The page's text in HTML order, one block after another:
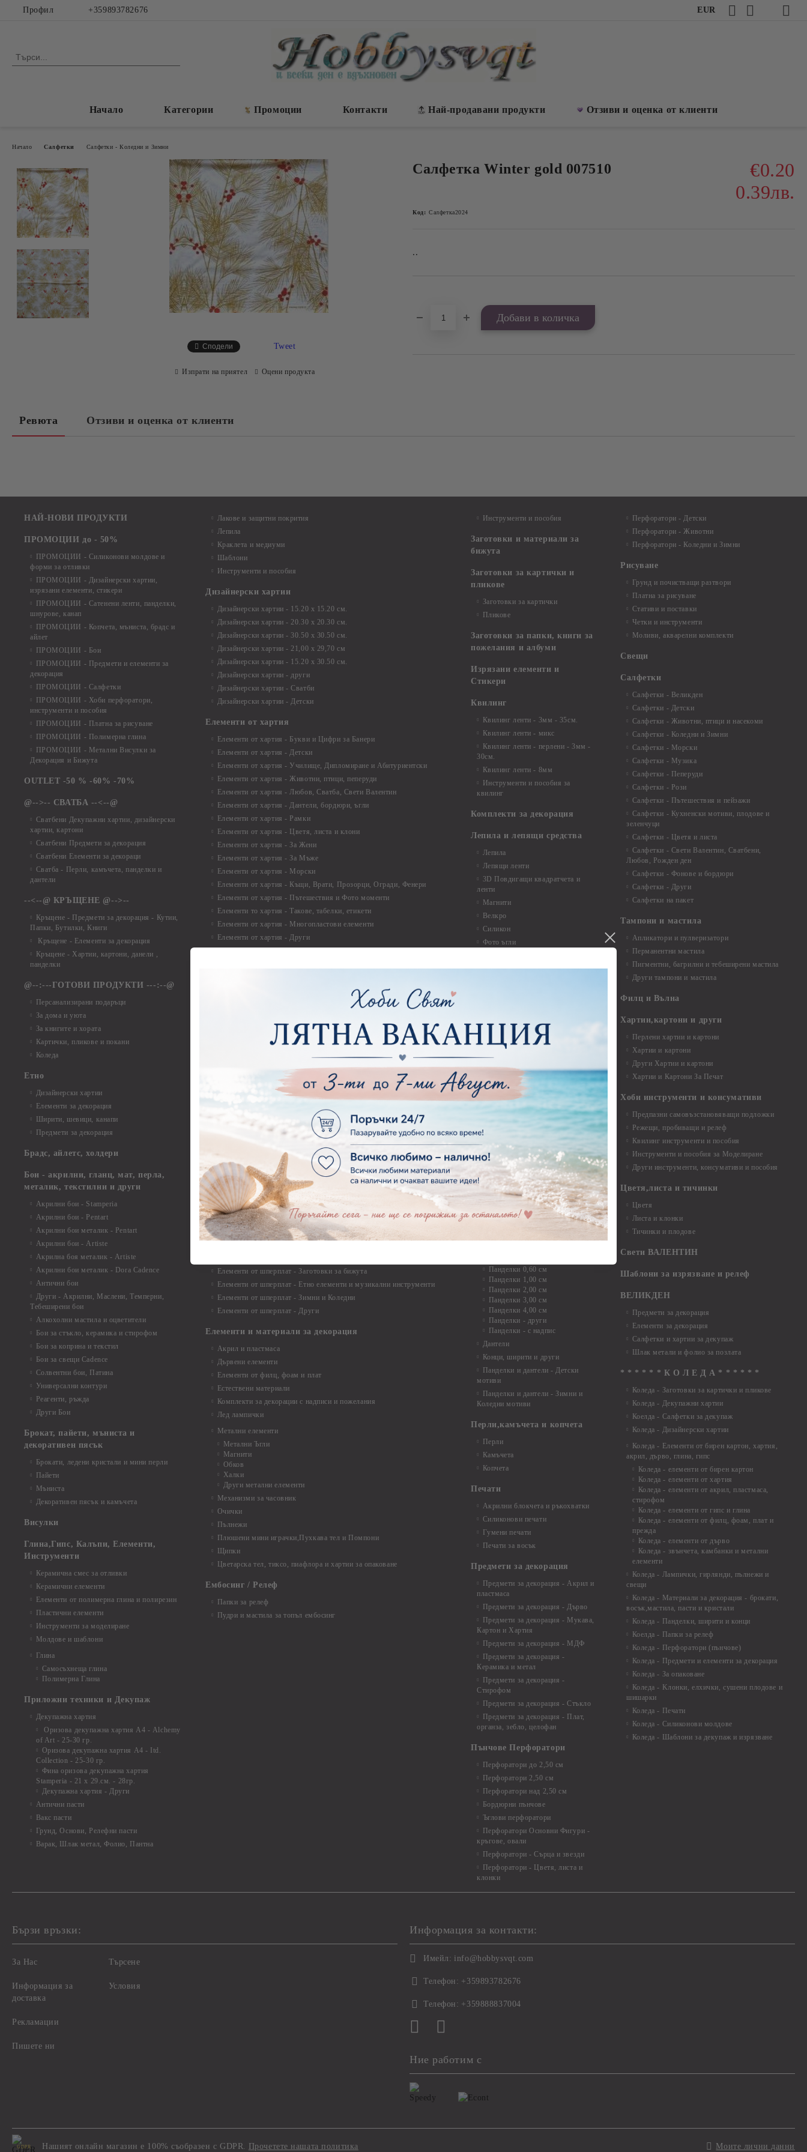
Профил +359893782676 EUR
Начало Категории Промоции Контакти Най-продавани продукти Отзиви и оценка от клиенти
Начало Салфетки Салфетки - Коледни и Зимни
Салфетка Winter gold 007510
€0.20
0.39лв.
Код: Салфетка2024
..
Сподели Tweet
Изпрати на приятел Оцени продукта
Ревюта Отзиви и оценка от клиенти
НАЙ-НОВИ ПРОДУКТИ
ПРОМОЦИИ до - 50%
ПРОМОЦИИ - Силиконови молдове и
форми за отливки
ПРОМОЦИИ - Дизайнерски хартии,
изрязани елементи, стикери
ПРОМОЦИИ - Сатенени ленти, панделки,
шнурове, канап
ПРОМОЦИИ - Копчета, мъниста, брадс и
айлет
ПРОМОЦИИ - Бои
ПРОМОЦИИ - Предмети и елементи за
декорация
ПРОМОЦИИ - Салфетки
ПРОМОЦИИ - Хоби перфоратори,
инструменти и пособия
ПРОМОЦИИ - Платна за рисуване
ПРОМОЦИИ - Полимерна глина
ПРОМОЦИИ - Метални Висулки за
Декорация и Бижута
OUTLET -50 % -60% -70%
@-->-- СВАТБА --<--@
Сватбени Декупажни хартии, дизайнерски
хартии, картони
Сватбени Предмети за декорация
Сватбени Елементи за декораци
Сватба - Перли, камъчета, панделки и
дантели
--<--@ КРЪЩЕНЕ @-->--
Кръщене - Предмети за декорация - Кутии,
Папки, Бутилки, Книги
Кръщене - Елементи за декорация
Кръщене - Хартии, картони, данели ,
панделки
@--:---ГОТОВИ ПРОДУКТИ ---:--@
Персанализирани подаръци
За дома и уюта
За книгите и хората
Картички, пликове и покани
Коледа
Етно
Дизайнерски хартии
Елементи за декорация
Ширити, шевици, канапи
Предмети за декорация
Брадс, айлетс, холдери
Бои - акрилни, гланц, мат, перла,
металик, текстилни и други
Акрилни бои - Stamperia
Акрилни бои - Pentart
Акрилни бои металик - Pentart
Акрилни бои - Artiste
Акрилна боя металик - Artiste
Акрилни бои металик - Dora Cadence
Антични бои
Други - Акрилни, Маслени, Темперни,
Тебеширени бои
Алкохолни мастила и оцветители
Бои за стъкло, керамика и стирофом
Бои за коприна и текстил
Бои за свещи Cadence
Солвентни бои, Патина
Универсални контури
Реагенти, ръжда
Други Бои
Брокат, пайети, мъниста и
декоративен пясък
Брокати, ледени кристали и мини перли
Пайети
Мъниста
Декоративен пясък и камъчета
Висулки
Глина,Гипс, Калъпи, Елементи,
Инструменти
Керамична смес за отливки
Керамични елементи
Елементи от полимерна глина и полирезин
Пластични елементи
Инструменти за моделиране
Молдове и шаблони
Глина
Самосъхнеща глина
Полимерна Глина
Приложни техники и Декупаж
Декупажна хартия
Оризова декупажна хартия А4 - Alchemy
of Art - 25-30 гр.
Оризова декупажна хартия А4 - Itd.
Collection - 25-30 гр.
Фина оризова декупажна хартия
Stamperia - 21 х 29.см. - 28гр.
Декупажна хартия - Други
Антични пасти
Вакс пасти
Грунд, Основи, Релефни пасти
Варак, Шлак метал, Фолио, Пантна
Лакове и защитни покрития
Лепила
Краклета и медиуми
Шаблони
Инструменти и пособия
Дизайнерски хартии
Дизайнерски хартии - 15.20 х 15.20 см.
Дизайнерски хартии - 20.30 х 20.30 см.
Дизайнерски хартии - 30.50 х 30.50 см.
Дизайнерски хартии - 21,00 х 29,70 см
Дизайнерски хартии - 15.20 x 30.50 см.
Дизайнерски хартии - други
Дизайнерски хартии - Сватби
Дизайнерски хартии - Детски
Елементи от хартия
Елементи от хартия - Букви и Цифри за Банери
Елементи от хартия - Детски
Елементи от хартия - Училище, Дипломиране и Абитуриентски
Елементи от хартия - Животни, птици, пеперуди
Елементи от хартия - Любов, Сватба, Свети Валентин
Елементи от хартия - Дантели, бордюри, ъгли
Елементи от хартия - Рамки
Елементи от хартия - Цветя, листа и клони
Елементи от хартия - За Жени
Елементи от хартия - За Мъже
Елементи от хартия - Морски
Елементи от хартия - Къщи, Врати, Прозорци, Огради, Фенери
Елементи от хартия - Пътешествия и Фото моменти
Елементи то хартия - Такове, табелки, етикети
Елементи от хартия - Многопластови елементи
Елементи от хартия - Други
Елементи от бирен картон - Надписи на български
Елементи от бирен картон - Ъгли и орнаменти
Елементи от бирен картон - Училище, Дипломиране и Завършване
Елементи от бирен картон - Бебшки и Детски елементи
Елементи от бирен картон - Цветя и Животни
Елементи от бирен картон - Стиймпънк и Мъжки елементи
Елементи от бирен картон - Пътешестия - море, планина ,транспорт
Елементи от бирен картон - Други
Елементи от бирен картон - За миниатюри, дълбоки рамки, бебешки
съкровища и екслоадиращи кутии
Елементи от бирен картон - Коледа и Зима
Елементи от бирен картон - Тематични комплекти
Елементи от бирен картон - Шейкър заготовки от бирен картон за
3D картички, албуми, ръчно израбоени проекти
Елементи от шперплат
Елементи от шперплат - Заготовки за бижута
Елементи от шперплат - Етно елементи и музикални инструменти
Елементи от шперплат - Зимни и Коледни
Елементи от шперплат - Други
Елементи и материали за декорация
Акрил и пластмаса
Дървени елементи
Елементи от филц, фоам и плат
Естествени материали
Комплекти за декорации с надписи и пожелания
Лед лампички
Метални елементи
Метални Ъгли
Магнити
Обков
Халки
Други метални елементи
Механизми за часовник
Очички
Пълнежи
Плюшени мини играчки,Пухкава тел и Помпони
Щипки
Цветарска тел, тиксо, пиафлора и хартии за опаковане
Ембосинг / Релеф
Папки за релеф
Пудри и мастила за топъл ембосинг
Инструменти и пособия
Заготовки и материали за
бижута
Заготовки за картички и
пликове
Заготовки за картички
Пликове
Заготовки за папки, книги за
пожелания и албуми
Изрязани елементи и
Стикери
Квилинг
Квилинг ленти - 3мм - 35см.
Квилинг ленти - микс
Квилинг ленти - перлени - 3мм -
30см.
Квилинг ленти - 8мм
Инструменти и пособия за
квилинг
Комплекти за декорация
Лепила и лепящи средства
Лепила
Лепящи ленти
3D Повдигащи квадратчета и
ленти
Магнити
Велкро
Силикон
Фото ъгли
Дръжки
Закачалки
Крака за мебели
Други аксесоари, материали и
инструменти
Моливи, маркери, химикали,
пастели и восъци
Восъци
Маркери, флумастери, химикали
Пастели
Панделки, дантели и други
Панделки 0,60 см
Панделки 1,00 см
Панделки 2,00 см
Панделки 3,00 см
Панделки 4,00 см
Панделки - други
Панделки - с надпис
Дантели
Конци, ширити и други
Панделки и дантели - Детски
мотиви
Панделки и дантели - Зимни и
Коледни мотиви
Перли,камъчета и копчета
Перли
Камъчета
Копчета
Печати
Акрилни блокчета и ръкохватки
Силиконови печати
Гумени печати
Печати за восък
Предмети за декорация
Предмети за декорация - Акрил и
пластмаса
Предмети за декорация - Дърво
Предмети за декорация - Мукава,
Картон и Хартия
Предмети за декорация - МДФ
Предмети за декорация -
Керамика и метал
Предмети за декорация -
Стирофом
Предмети за декорация - Стъкло
Предмети за декорация - Плат,
органза, зебло, целофан
Пънчове Перфоратори
Перфоратори до 2,50 см
Перфоратори 2,50 см
Перфоратори над 2,50 см
Бордюрни пънчове
Ъглови перфоратори
Перфоратори Основни Фигури -
кръгове, овали
Перфоратори - Сърца и звезди
Перфоратори - Цветя, листа и
клонки
Перфоратори - Детски
Перфоратори - Животни
Перфоратори - Коледни и Зимни
Рисуване
Грунд и почистващи разтвори
Платна за рисуване
Стативи и поставки
Четки и инструменти
Моливи, акварелни комплекти
Свещи
Салфетки
Салфетки - Великден
Салфетки - Детски
Салфетки - Животни, птици и насекоми
Салфетки - Коледни и Зимни
Салфетки - Морски
Салфетки - Музика
Салфетки - Пеперуди
Салфетки - Рози
Салфетки - Пътешествия и пейзажи
Салфетки - Кухненски мотиви, плодове и
зеленчуци
Салфетки - Цветя и листа
Салфетки - Свети Валентин, Сватбени,
Любов, Рожден ден
Салфетки - Фонове и бордюри
Салфетки - Други
Салфетки на пакет
Тампони и мастила
Апликатори и пулверизатори
Перманентни мастила
Пигментни, багрилни и тебеширени мастила
Други тампони и мастила
Филц и Вълна
Хартии,картони и други
Перлени хартии и картони
Хартии и картони
Други Хартии и картони
Хартии и Картони За Печат
Хоби инструменти и консумативи
Предпазни самовъзстановяващи подложки
Режещи, пробиващи и релеф
Квилинг инструменти и пособия
Инструменти и пособия за Моделиране
Други инструменти, консумативи и пособия
Цветя,листа и тичинки
Цветя
Листа и клонки
Тичинки и плодове
Свети ВАЛЕНТИН
Шаблони за изрязване и релеф
ВЕЛИКДЕН
Предмети за декорация
Елементи за декорация
Салфетки и хартии за декупаж
Шлак метали и фолио за позлата
* * * * * * К О Л Е Д А * * * * * *
Коледа - Заготовки за картички и пликове
Коледа - Декупажни хартии
Коелда - Салфетки за декупаж
Коледа - Дизайнерски хартии
Коледа - Eлементи от бирен картон, хартия,
акрил, дърво, глина, гипс
Коледа - елементи от бирен картон
Коледа - елементи от хартия
Коледа - елементи от акрил, пластмаса,
стирофом
Коледа - елементи от гипс и глина
Коледа - елементи от филц, фоам, плат и
прежда
Коледа - елементи от дърво
Коледа - звънчета, камбанки и метални
елементи
Коледа - Лампички, гирлянди, пълнежи и
свещи
Коледа - Материали за декорация - брокати,
восък,мастила, пасти и кристали
Коледа - Панделки, ширити и конци
Коелда - Папки за релеф
Коледа - Перфоратори (пънчове)
Коледа - Предмети и елементи за декорация
Коледа - За опаковане
Коледа - Kлонки, елхички, сушени плодове и
шишарки
Коледа - Печати
Коледа - Силиконови молдове
Коледа - Шаблони за декупаж и изрязване
Бързи връзки:
За Нас
Информация за
доставка
Рекламации
Пишете ни
Търсене
Условия
Информация за контакти:
Имейл: info@hobbysvqt.com
Телефон: +359893782676
Телефон: +359888837004
Ние работим с
GDPR Нашият онлайн магазин е 100% съобразен с GDPR. Прочетете нашата политика Моите лични данни